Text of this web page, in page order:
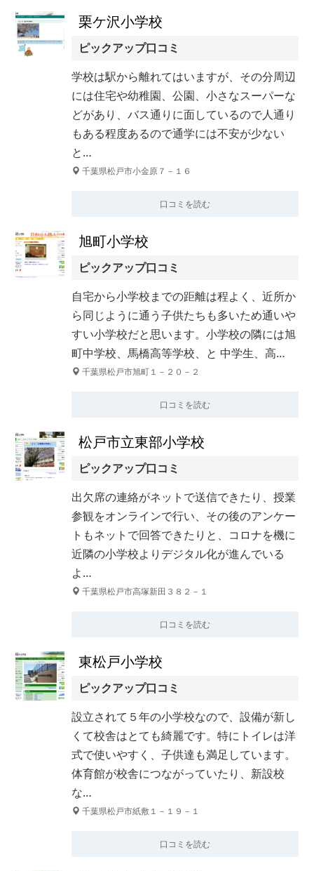
栗ケ沢小学校
ピックアップ口コミ
学校は駅から離れてはいますが、その分周辺
には住宅や幼稚園、公園、小さなスーパーな
どがあり、バス通りに面しているので人通り
もある程度あるので通学には不安が少ない
と…
千葉県松戸市小金原７－１６
口コミを読む
旭町小学校
ピックアップ口コミ
自宅から小学校までの距離は程よく、近所か
ら同じように通う子供たちも多いため通いや
すい小学校だと思います。小学校の隣には旭
町中学校、馬橋高等学校、と 中学生、高…
千葉県松戸市旭町１－２０－２
口コミを読む
松戸市立東部小学校
ピックアップ口コミ
出欠席の連絡がネットで送信できたり、授業
参観をオンラインで行い、その後のアンケー
トもネットで回答できたりと、コロナを機に
近隣の小学校よりデジタル化が進んでいる
よ…
千葉県松戸市高塚新田３８２－１
口コミを読む
東松戸小学校
ピックアップ口コミ
設立されて５年の小学校なので、設備が新し
くて校舎はとても綺麗です。特にトイレは洋
式で使いやすく、子供達も満足しています。
体育館が校舎につながっていたり、新設校
な…
千葉県松戸市紙敷１－１９－１
口コミを読む